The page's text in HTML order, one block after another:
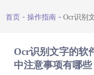
首页 操作指南
Ocr识别文字的软
中注意事项有哪些